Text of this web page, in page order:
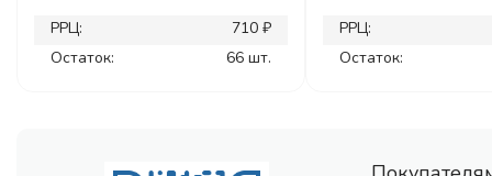
РРЦ:
710 ₽
Остаток:
66 шт.
РРЦ:
Остаток: